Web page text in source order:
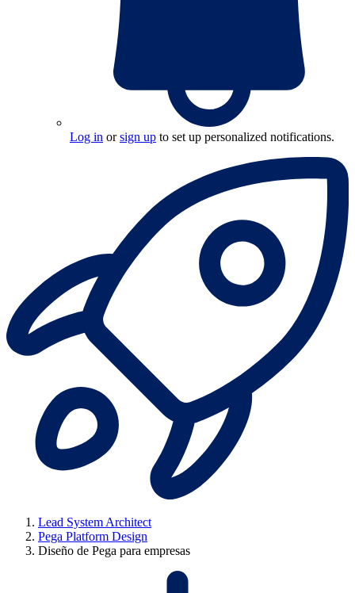
Log in orsign up to set up personalized notifications.
Lead System Architect
Pega Platform Design
Diseño de Pega para empresas